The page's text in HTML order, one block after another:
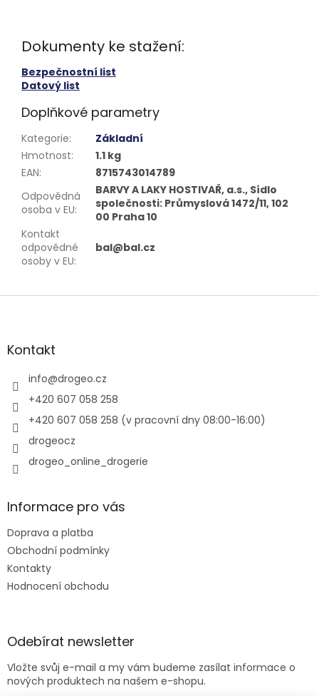
Dokumenty ke stažení:
Bezpečnostní list
Datový list
Doplňkové parametry
Kategorie:
Základní
Hmotnost:
1.1 kg
EAN:
8715743014789
Odpovědná
osoba v EU:
BARVY A LAKY HOSTIVAŘ, a.s., Sídlo
společnosti: Průmyslová 1472/11, 102
00 Praha 10
Kontakt
odpovědné
osoby v EU:
bal@bal.cz
Z
aKontakt
info@drogeo.cz
+420 607 058 258
+420 607 058 258 (v pracovní dny 08:00-16:00)
drogeocz
drogeo_online_drogerie
Informace pro vás
Doprava a platba
Obchodní podmínky
Kontakty
Hodnocení obchodu
Odebírat newsletter
Vložte svůj e-mail a my vám budeme zasílat informace o
nových produktech na našem e-shopu.